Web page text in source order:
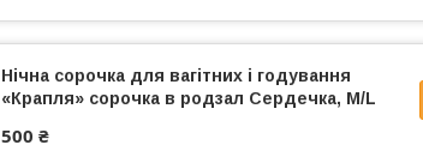
Нічна сорочка для вагітних і годування
«Крапля» сорочка в родзал Сердечка, M/L
500 ₴